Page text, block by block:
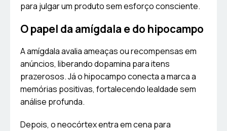
para julgar um produto sem esforço consciente.
O papel da amígdala e do hipocampo
A amígdala avalia ameaças ou recompensas em
anúncios, liberando dopamina para itens
prazerosos. Já o hipocampo conecta a marca a
memórias positivas, fortalecendo lealdade sem
análise profunda.
Depois, o neocórtex entra em cena para